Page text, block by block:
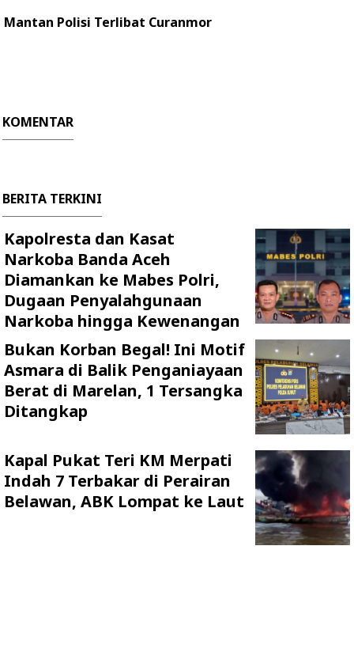
Mantan Polisi Terlibat Curanmor
KOMENTAR
BERITA TERKINI
Kapolresta dan Kasat
Narkoba Banda Aceh
Diamankan ke Mabes Polri,
Dugaan Penyalahgunaan
Narkoba hingga Kewenangan
Bukan Korban Begal! Ini Motif
Asmara di Balik Penganiayaan
Berat di Marelan, 1 Tersangka
Ditangkap
Kapal Pukat Teri KM Merpati
Indah 7 Terbakar di Perairan
Belawan, ABK Lompat ke Laut